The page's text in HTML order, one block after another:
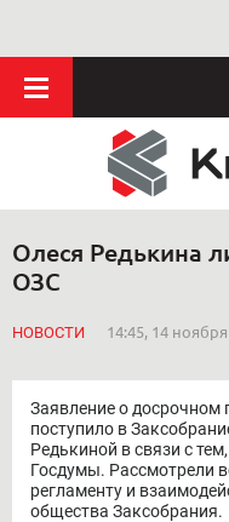
Олеся Редькина
ОЗС
НОВОСТИ 14:45, 14
Заявление о
поступило в
Редькиной в связи с
Госдумы. Рассмотрели
регламенту и
общества Заксобрания.